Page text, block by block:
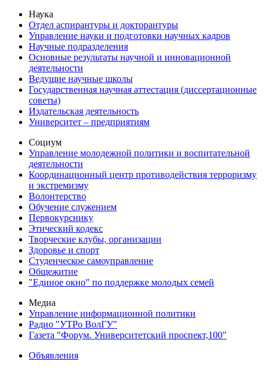
Наука
Отдел аспирантуры и докторантуры
Управление науки и подготовки научных кадров
Научные подразделения
Основные результаты научной и инновационной
деятельности
Ведущие научные школы
Государственная научная аттестация (диссертационные
советы)
Издательская деятельность
Университет – предприятиям
Социум
Управление молодежной политики и воспитательной
деятельности
Координационный центр противодействия терроризму
и экстремизму
Волонтерство
Обучение служением
Первокурснику
Этический кодекс
Творческие клубы, организации
Здоровье и спорт
Студенческое самоуправление
Общежитие
"Единое окно" по поддержке молодых семей
Медиа
Управление информационной политики
Радио "УТРо ВолГУ"
Газета "Форум. Университетский проспект,100"
Объявления